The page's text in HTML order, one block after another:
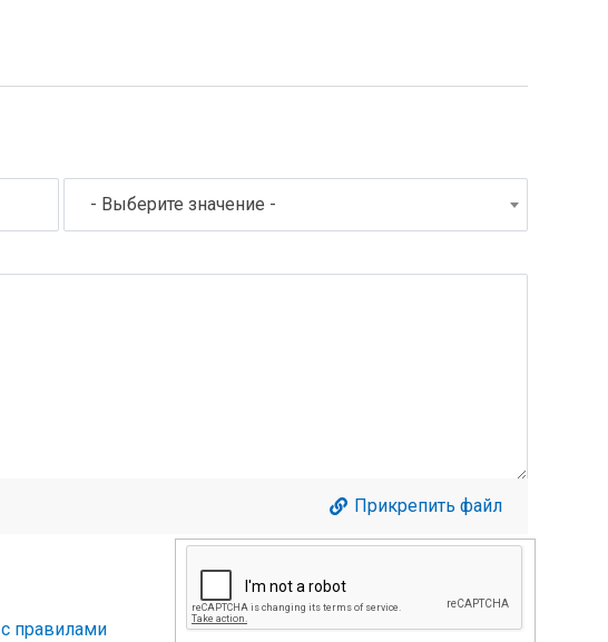
- Выберите значение -
Прикрепить файл
с правилами